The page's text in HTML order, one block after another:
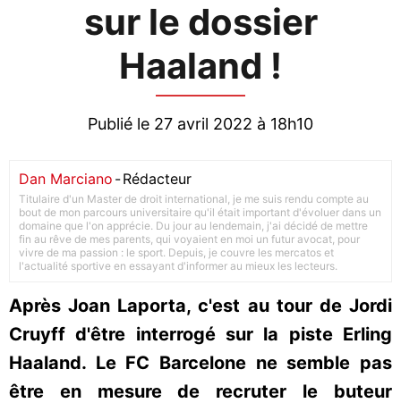
sur le dossier
Haaland !
Publié le 27 avril 2022 à 18h10
Dan Marciano -Rédacteur
Titulaire d'un Master de droit international, je me suis rendu compte au
bout de mon parcours universitaire qu'il était important d'évoluer dans un
domaine que l'on apprécie. Du jour au lendemain, j'ai décidé de mettre
fin au rêve de mes parents, qui voyaient en moi un futur avocat, pour
vivre de ma passion : le sport. Depuis, je couvre les mercatos et
l'actualité sportive en essayant d'informer au mieux les lecteurs.
Après Joan Laporta, c'est au tour de Jordi
Cruyff d'être interrogé sur la piste Erling
Haaland. Le FC Barcelone ne semble pas
être en mesure de recruter le buteur